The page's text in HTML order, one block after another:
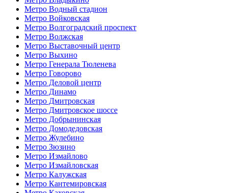
Метро Водный стадион
Метро Войковская
Метро Волгоградский проспект
Метро Волжская
Метро Выставочный центр
Метро Выхино
Метро Генерала Тюленева
Метро Говорово
Метро Деловой центр
Метро Динамо
Метро Дмитровская
Метро Дмитровское шоссе
Метро Добрынинская
Метро Домодедовская
Метро Жулебино
Метро Зюзино
Метро Измайлово
Метро Измайловская
Метро Калужская
Метро Кантемировская